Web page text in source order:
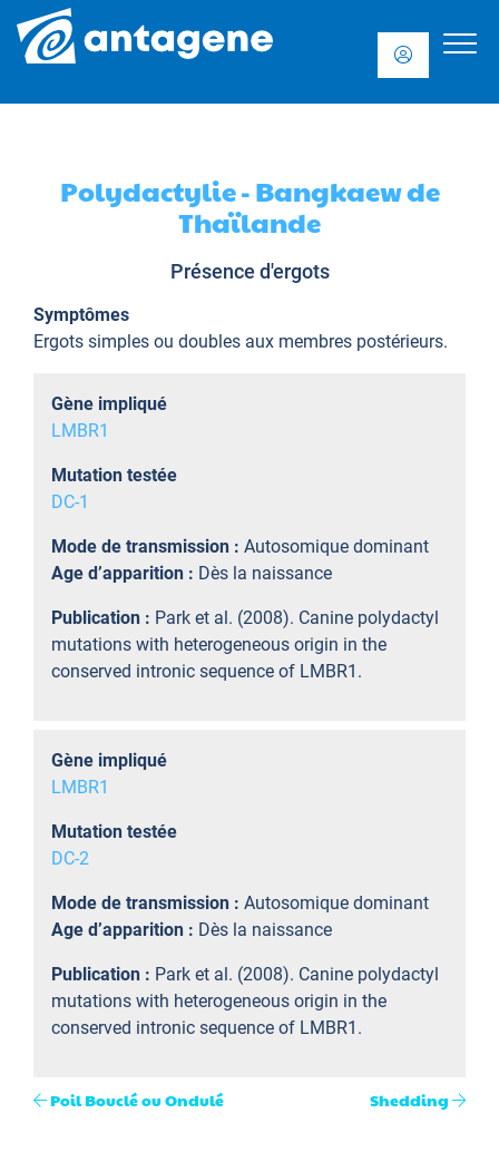
Polydactylie - Bangkaew de
Thaïlande
Présence d'ergots
Symptômes
Ergots simples ou doubles aux membres postérieurs.
Gène impliqué
LMBR1
Mutation testée
DC-1
Mode de transmission : Autosomique dominant
Age d’apparition : Dès la naissance
Publication : Park et al. (2008). Canine polydactyl
mutations with heterogeneous origin in the
conserved intronic sequence of LMBR1.
Gène impliqué
LMBR1
Mutation testée
DC-2
Mode de transmission : Autosomique dominant
Age d’apparition : Dès la naissance
Publication : Park et al. (2008). Canine polydactyl
mutations with heterogeneous origin in the
conserved intronic sequence of LMBR1.
Poil Bouclé ou Ondulé Shedding